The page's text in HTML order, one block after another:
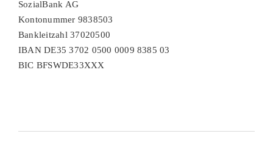
SozialBank AG
Kontonummer 9838503
Bankleitzahl 37020500
IBAN DE35 3702 0500 0009 8385 03
BIC BFSWDE33XXX